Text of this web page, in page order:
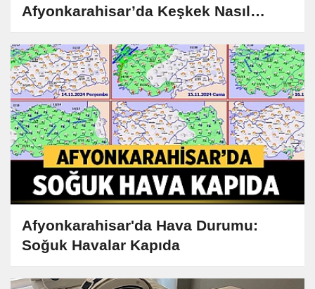
Afyonkarahisar’da Keşkek Nasıl
Yapılır?
Afyonkarahisar'da Hava Durumu:
Soğuk Havalar Kapıda